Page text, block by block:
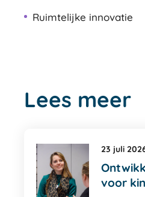
Ruimtelijke innovatie
Lees meer
23 juli
voor